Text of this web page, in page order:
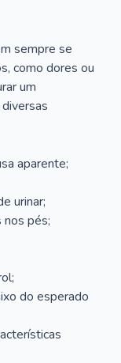
sempre se
como dores ou
um
aparente;
urinar;
pés;
do esperado